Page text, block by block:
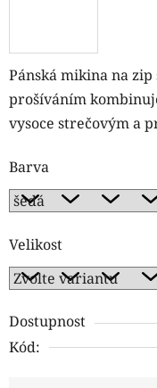
Pánská mikina na
prošíváním
vysoce strečovým a
Barva
Velikost
Dostupnost
Kód: